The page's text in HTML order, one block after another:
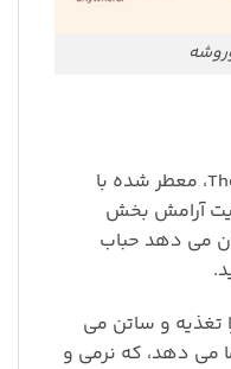
روغن ماساژ The Tender Moments، معطر شده با
آرامش بخش
می دهد حباب
تغذیه و ساتن می
می دهد، که نرمی و